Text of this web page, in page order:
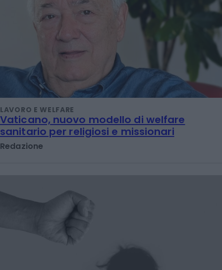
LAVORO E WELFARE
Vaticano, nuovo modello di welfare
sanitario per religiosi e missionari
Redazione